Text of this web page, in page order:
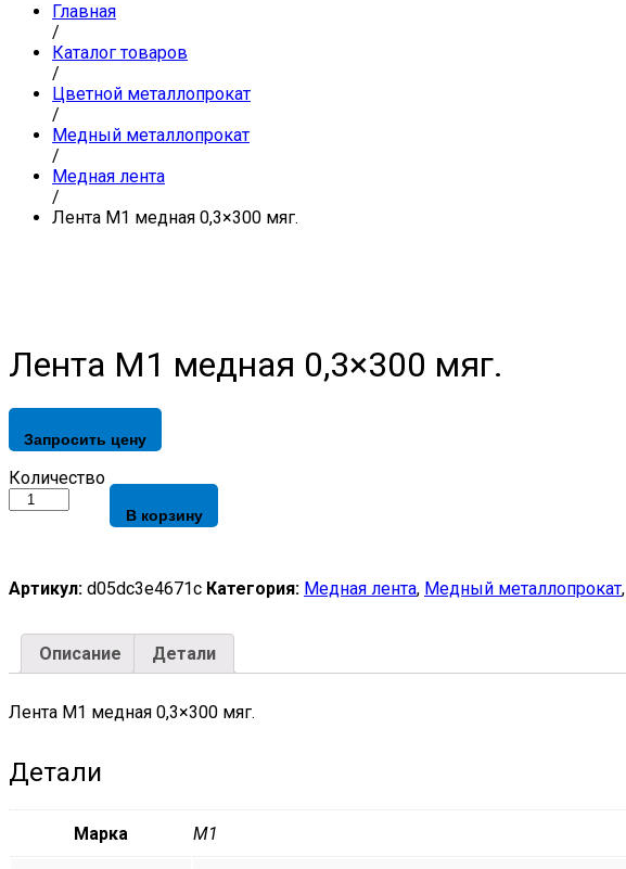
Главная
/
Каталог товаров
/
Цветной металлопрокат
/
Медный металлопрокат
/
Медная лента
/
Лента М1 медная 0,3×300 мяг.
Лента М1 медная 0,3×300 мяг.
Запросить цену
Лента
М1
quantity
Количество
В корзину
Артикул: d05dc3e4671c Категория: Медная лента, Медный металлопрокат,
Описание Детали
Лента М1 медная 0,3×300 мяг.
Детали
Марка М1